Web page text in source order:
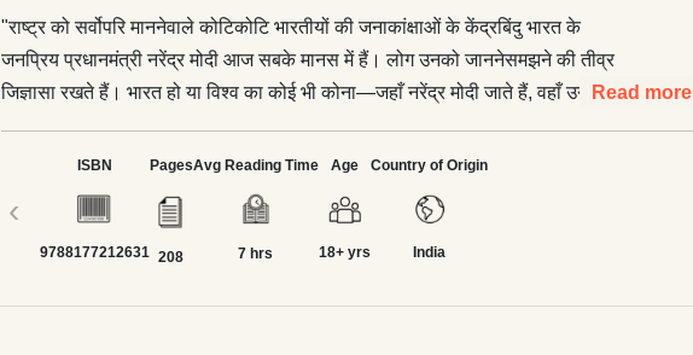
"राष्ट्र को सर्वोपरि माननेवाले कोटिकोटि भारतीयों की जनाकांक्षाओं के केंद्रबिंदु भारत के
जनप्रिय प्रधानमंत्री नरेंद्र मोदी आज सबके मानस में हैं। लोग उनको जाननेसमझने की तीव्र
जिज्ञासा रखते हैं। भारत हो या विश्व का कोई भी कोना—जहाँ नरेंद्र मोदी जाते हैं, वहाँ उनका
किसी राजनेता से उनके समकक्ष बात करता हूँ तो मेरे पीछे मेरे सवा अरब भारतीयों की शक्ति का
संबल होता है।’ ऐसे राष्ट्रनायक के अनेक रूप हैं—एक सामाजिक कार्यकर्ता, राष्ट्रनिष्ठ
राजनेता, कर्तृत्वशील प्रधानमंत्री, ओजस्वी वक्ता, प्रखर चिंतक, प्रभावी लेखक। ‘सबका
साथ, सबका विकास’ के मूलमंत्र के साथ समाज के विभिन्न वर्गों के समुचित विकास हेतु अनेक
Read more
‹
ISBN
9788177212631
Pages
208
Avg Reading Time
7 hrs
Age
18+ yrs
Country of Origin
India